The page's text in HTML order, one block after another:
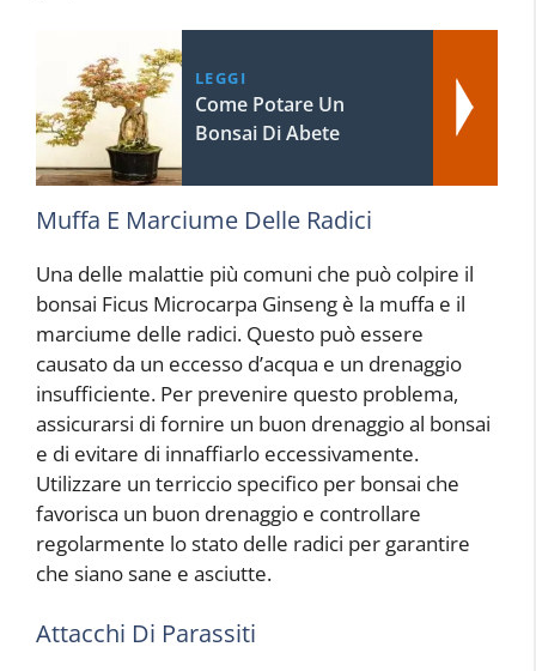
LEGGI
Come Potare Un
Bonsai Di Abete
Muffa E Marciume Delle Radici
Una delle malattie più comuni che può colpire il
bonsai Ficus Microcarpa Ginseng è la muffa e il
marciume delle radici. Questo può essere
causato da un eccesso d’acqua e un drenaggio
insufficiente. Per prevenire questo problema,
assicurarsi di fornire un buon drenaggio al bonsai
e di evitare di innaffiarlo eccessivamente.
Utilizzare un terriccio specifico per bonsai che
favorisca un buon drenaggio e controllare
regolarmente lo stato delle radici per garantire
che siano sane e asciutte.
Attacchi Di Parassiti